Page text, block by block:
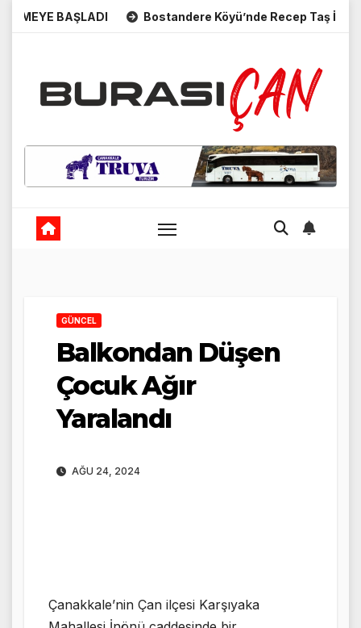
Skip BAŞLADI Bostandere Köyü’nde Recep Taş İçin
GÜNCEL
Balkondan Düşen
Çocuk Ağır
Yaralandı
AĞU 24, 2024
Çanakkale’nin Çan ilçesi Karşıyaka